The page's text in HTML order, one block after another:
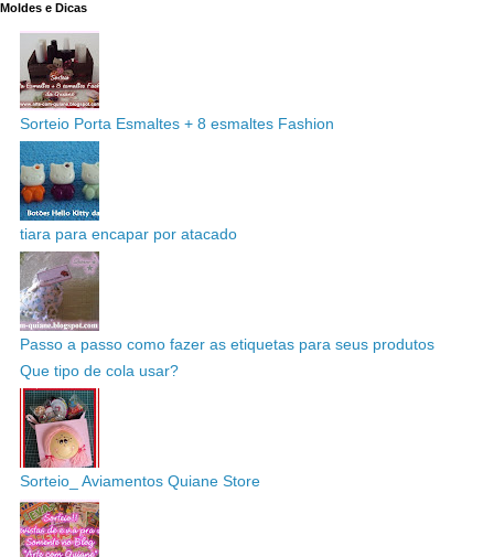
Moldes e Dicas
Sorteio Porta Esmaltes + 8 esmaltes Fashion
tiara para encapar por atacado
Passo a passo como fazer as etiquetas para seus produtos
Que tipo de cola usar?
Sorteio_ Aviamentos Quiane Store